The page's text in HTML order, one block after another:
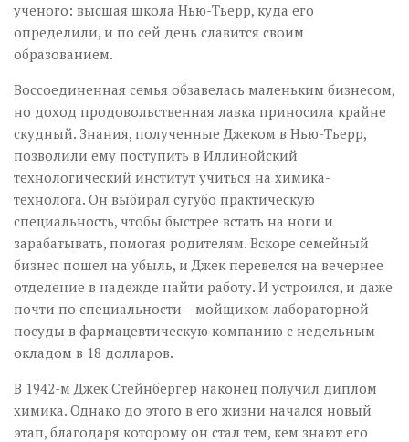
ученого: высшая школа Нью-Тьерр, куда его
определили, и по сей день славится своим
образованием.
Воссоединенная семья обзавелась маленьким бизнесом,
но доход продовольственная лавка приносила крайне
скудный. Знания, полученные Джеком в Нью-Тьерр,
позволили ему поступить в Иллинойский
технологический институт учиться на химика-
технолога. Он выбирал сугубо практическую
специальность, чтобы быстрее встать на ноги и
зарабатывать, помогая родителям. Вскоре семейный
бизнес пошел на убыль, и Джек перевелся на вечернее
отделение в надежде найти работу. И устроился, и даже
почти по специальности – мойщиком лабораторной
посуды в фармацевтическую компанию с недельным
окладом в 18 долларов.
В 1942-м Джек Стейнбергер наконец получил диплом
химика. Однако до этого в его жизни начался новый
этап, благодаря которому он стал тем, кем знают его